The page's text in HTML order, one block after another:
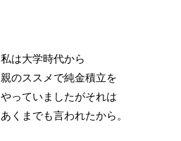
私は大学時代から
親のススメで純金積立を
やっていましたがそれは
あくまでも言われたから。